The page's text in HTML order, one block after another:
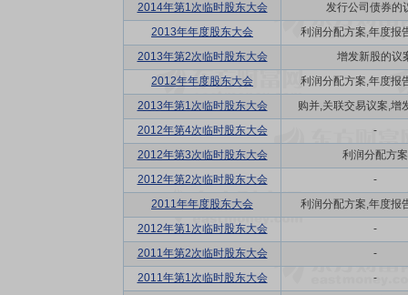
2014年第1次临时股东大会
发行公司债券的
2013年年度股东大会
利润分配方案,年度报
2013年第2次临时股东大会
增发新股的议
2012年年度股东大会
利润分配方案,年度报
2013年第1次临时股东大会
购并,关联交易议案,增
2012年第4次临时股东大会
-
2012年第3次临时股东大会
利润分配方案
2012年第2次临时股东大会
-
2011年年度股东大会
利润分配方案,年度报
2012年第1次临时股东大会
-
2011年第2次临时股东大会
-
2011年第1次临时股东大会
-